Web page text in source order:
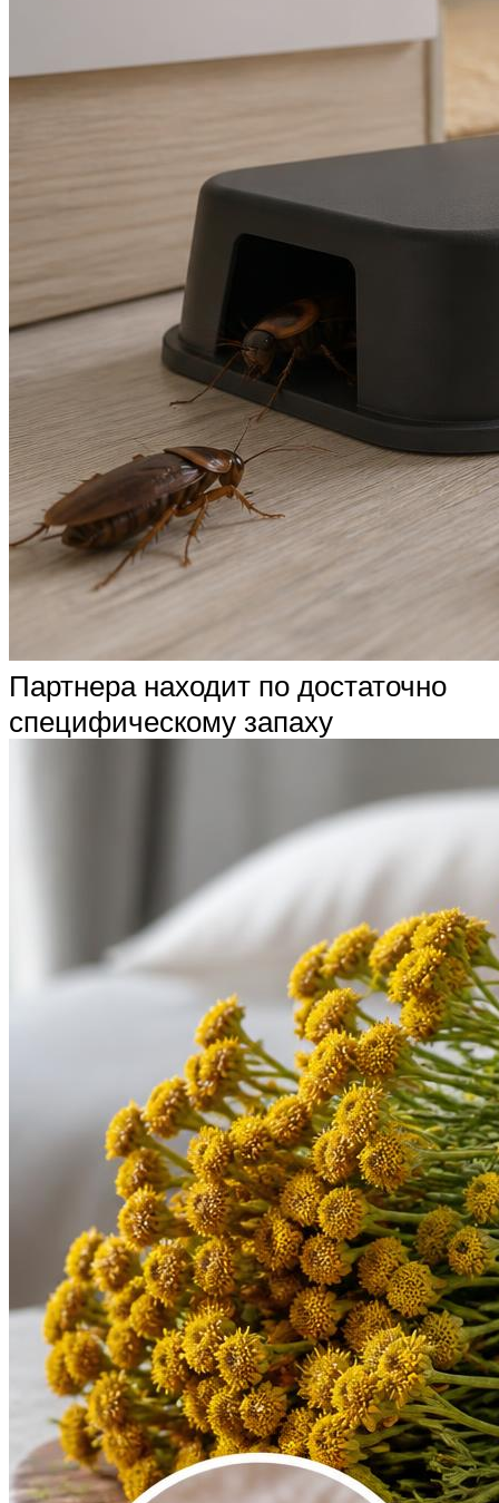
Партнера находит по достаточно
специфическому запаху